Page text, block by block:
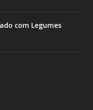
com Legumes